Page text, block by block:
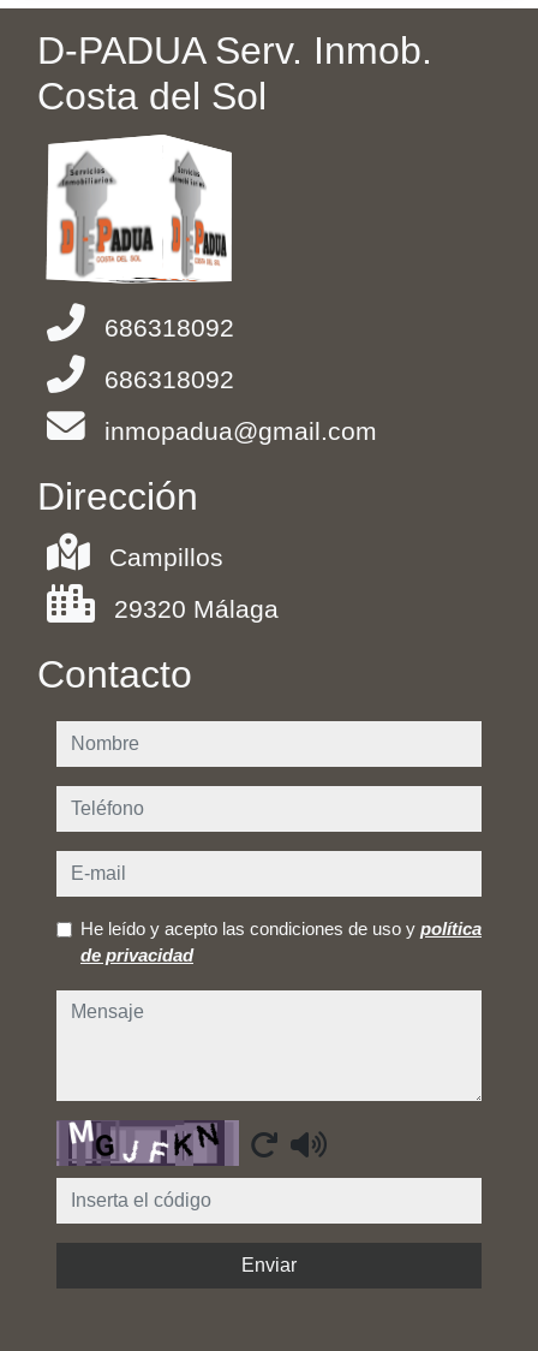
D-PADUA Serv. Inmob.
Costa del Sol
686318092
686318092
inmopadua@gmail.com
Dirección
Campillos
29320 Málaga
Contacto
nombre
teléfono
e-mail
He leído y acepto las condiciones de uso y política
de privacidad
mensaje
Captcha
Enviar